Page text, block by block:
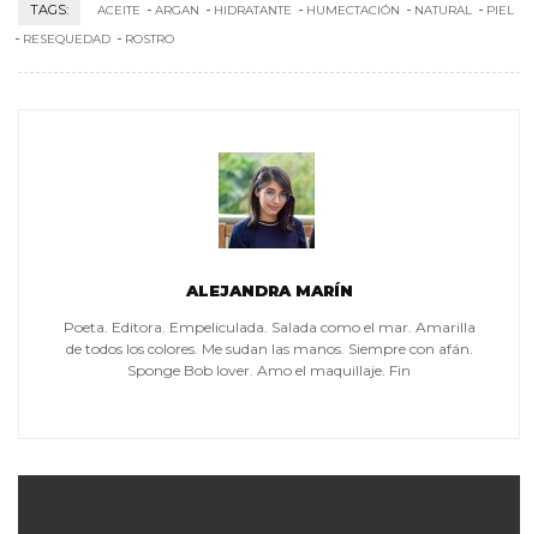
TAGS: ACEITE ARGAN HIDRATANTE HUMECTACIÓN NATURAL
PIEL
RESEQUEDAD
ROSTRO
ALEJANDRA MARÍN
Poeta. Editora. Empeliculada. Salada como el mar. Amarilla
de todos los colores. Me sudan las manos. Siempre con afán.
Sponge Bob lover. Amo el maquillaje. Fin